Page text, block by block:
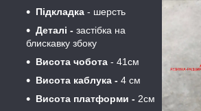
Підкладка - шерсть
Деталі - застібка на
блискавку збоку
Висота чобота - 41см
Висота каблука - 4 см
Висота платформи - 2см